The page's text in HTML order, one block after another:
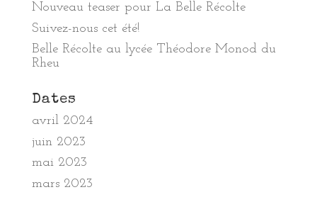
Nouveau teaser pour La Belle Récolte
Suivez-nous cet été!
Belle Récolte au lycée Théodore Monod du
Rheu
Dates
avril 2024
juin 2023
mai 2023
mars 2023